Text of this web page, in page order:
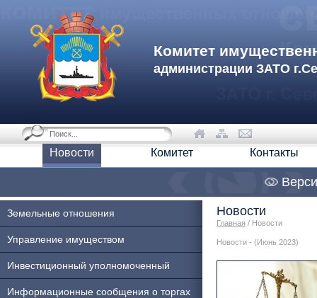
Комитет
администрации ЗАТО
Новости Комитет Контакты
Земельные отношения
Управление имуществом
Инвестиционный уполномоченный
Информационные сообщения о торгах
Новости
Главная / Новости
Новости - (Июнь 2023)